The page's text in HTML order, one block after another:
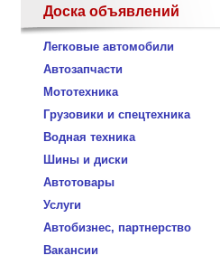
Доска объявлений
Легковые автомобили
Автозапчасти
Мототехника
Грузовики и спецтехника
Водная техника
Шины и диски
Автотовары
Услуги
Автобизнес, партнерство
Вакансии